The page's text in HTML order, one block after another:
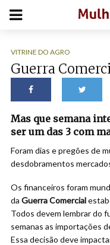
VITRINE DO AGRO
Guerra
Mas que semana
ser um das 3 com
Foram dias e pregões de
desdobramentos
Os financeiros foram
da Guerra Comercial
Todos devem lembrar do
semanas as importações
Essa decisão deve